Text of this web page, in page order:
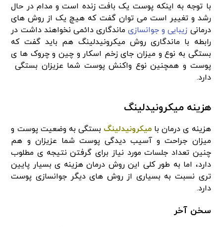
با توجه به اینکه پوست یک بافت زنده است و مدام در حال
رشد و تغییر است می توان گفت که هیچ یک از روش های
درمانی زیبایی و جوانسازیماندگاری دائمی نخواهند داشت در
رابطه با ماندگاری روش میکرونیدلینگ هم باید گفت که
بستگی به نوع و میزان جای زخم اسکار و چین و چروک ها ی
پوست و همچنین نوع واکنش پوست شما عزیزان بستگی
دارد.
هزینه میکرونیدلینگ
هزینه ی درمان با میکرونیدلینگ بستگی به وضعیت پوست و
میزان جراحت و آسیب دیدگی پوست شما عزیزان و هم‌
چنین تعداد جلسات مورد نیاز برای گرفتن نتیجه ی مطلوب
دارد، اما به طور کلی این روش درمان هزینه ی بسیار پایین
تری نسبت به بسیاری از روش های دیگر جوانسازی پوست
دارد.
سخن آخر